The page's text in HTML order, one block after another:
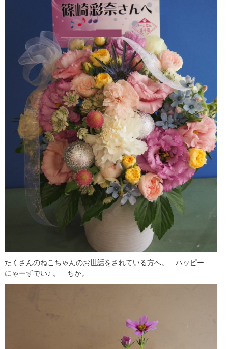
たくさんのねこちゃんのお世話をされている方へ。 ハッピー
にゃーずでい♪ 。 ちか。